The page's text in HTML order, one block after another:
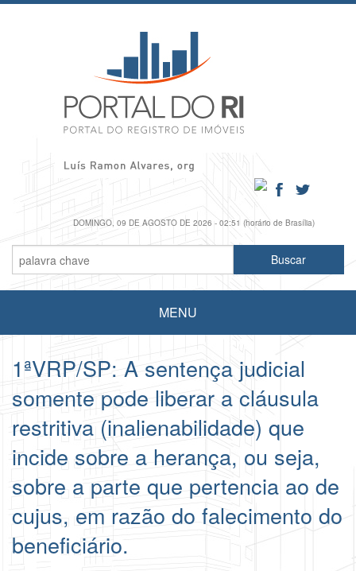
DOMINGO, 09 DE AGOSTO DE 2026 - 02:51 (horário de Brasília)
MENU
1ªVRP/SP: A sentença judicial
somente pode liberar a cláusula
restritiva (inalienabilidade) que
incide sobre a herança, ou seja,
sobre a parte que pertencia ao de
cujus, em razão do falecimento do
beneficiário.